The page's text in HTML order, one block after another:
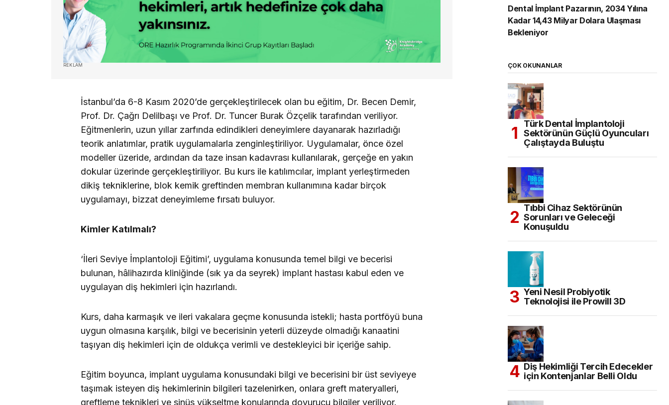
REKLAM
İstanbul’da 6-8 Kasım 2020’de gerçekleştirilecek olan bu eğitim, Dr. Becen Demir,
Prof. Dr. Çağrı Delilbaşı ve Prof. Dr. Tuncer Burak Özçelik tarafından veriliyor.
Eğitmenlerin, uzun yıllar zarfında edindikleri deneyimlere dayanarak hazırladığı
teorik anlatımlar, pratik uygulamalarla zenginleştiriliyor. Uygulamalar, önce özel
modeller üzeride, ardından da taze insan kadavrası kullanılarak, gerçeğe en yakın
dokular üzerinde gerçekleştiriliyor. Bu kurs ile katılımcılar, implant yerleştirmeden
dikiş tekniklerine, blok kemik greftinden membran kullanımına kadar birçok
uygulamayı, bizzat deneyimleme fırsatı buluyor.
Kimler Katılmalı?
‘İleri Seviye İmplantoloji Eğitimi’, uygulama konusunda temel bilgi ve becerisi
bulunan, hâlihazırda kliniğinde (sık ya da seyrek) implant hastası kabul eden ve
uygulayan diş hekimleri için hazırlandı.
Kurs, daha karmaşık ve ileri vakalara geçme konusunda istekli; hasta portföyü buna
uygun olmasına karşılık, bilgi ve becerisinin yeterli düzeyde olmadığı kanaatini
taşıyan diş hekimleri için de oldukça verimli ve destekleyici bir içeriğe sahip.
Eğitim boyunca, implant uygulama konusundaki bilgi ve becerisini bir üst seviyeye
taşımak isteyen diş hekimlerinin bilgileri tazelenirken, onlara greft materyalleri,
greftleme teknikleri ve sinüs yükseltme konularında doyurucu bilgiler veriliyor.
Dental İmplant Pazarının, 2034 Yılına
Kadar 14,43 Milyar Dolara Ulaşması
Bekleniyor
ÇOK OKUNANLAR
Türk Dental İmplantoloji
Sektörünün Güçlü Oyuncuları
Çalıştayda Buluştu
Tıbbi Cihaz Sektörünün
Sorunları ve Geleceği
Konuşuldu
Yeni Nesil Probiyotik
Teknolojisi ile Prowill 3D
Diş Hekimliği Tercih Edecekler
için Kontenjanlar Belli Oldu